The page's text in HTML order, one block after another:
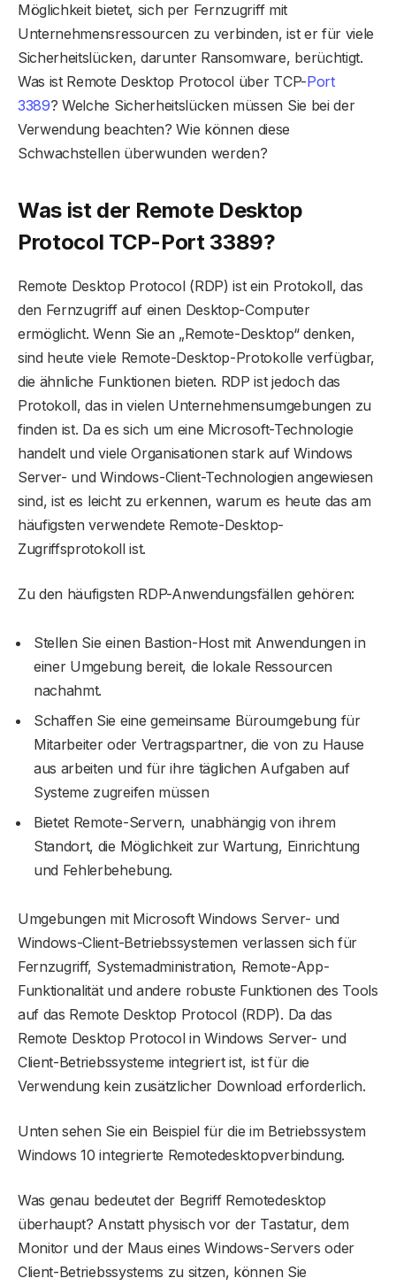
Möglichkeit bietet, sich per Fernzugriff mit
Unternehmensressourcen zu verbinden, ist er für viele
Sicherheitslücken, darunter Ransomware, berüchtigt.
Was ist Remote Desktop Protocol über TCP-Port
3389? Welche Sicherheitslücken müssen Sie bei der
Verwendung beachten? Wie können diese
Schwachstellen überwunden werden?
Was ist der Remote Desktop
Protocol TCP-Port 3389?
Remote Desktop Protocol (RDP) ist ein Protokoll, das
den Fernzugriff auf einen Desktop-Computer
ermöglicht. Wenn Sie an „Remote-Desktop“ denken,
sind heute viele Remote-Desktop-Protokolle verfügbar,
die ähnliche Funktionen bieten. RDP ist jedoch das
Protokoll, das in vielen Unternehmensumgebungen zu
finden ist. Da es sich um eine Microsoft-Technologie
handelt und viele Organisationen stark auf Windows
Server- und Windows-Client-Technologien angewiesen
sind, ist es leicht zu erkennen, warum es heute das am
häufigsten verwendete Remote-Desktop-
Zugriffsprotokoll ist.
Zu den häufigsten RDP-Anwendungsfällen gehören:
Stellen Sie einen Bastion-Host mit Anwendungen in
einer Umgebung bereit, die lokale Ressourcen
nachahmt.
Schaffen Sie eine gemeinsame Büroumgebung für
Mitarbeiter oder Vertragspartner, die von zu Hause
aus arbeiten und für ihre täglichen Aufgaben auf
Systeme zugreifen müssen
Bietet Remote-Servern, unabhängig von ihrem
Standort, die Möglichkeit zur Wartung, Einrichtung
und Fehlerbehebung.
Umgebungen mit Microsoft Windows Server- und
Windows-Client-Betriebssystemen verlassen sich für
Fernzugriff, Systemadministration, Remote-App-
Funktionalität und andere robuste Funktionen des Tools
auf das Remote Desktop Protocol (RDP). Da das
Remote Desktop Protocol in Windows Server- und
Client-Betriebssysteme integriert ist, ist für die
Verwendung kein zusätzlicher Download erforderlich.
Unten sehen Sie ein Beispiel für die im Betriebssystem
Windows 10 integrierte Remotedesktopverbindung.
Was genau bedeutet der Begriff Remotedesktop
überhaupt? Anstatt physisch vor der Tastatur, dem
Monitor und der Maus eines Windows-Servers oder
Client-Betriebssystems zu sitzen, können Sie